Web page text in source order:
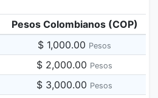
Pesos Colombianos (COP)
$ 1,000.00 Pesos
$ 2,000.00 Pesos
$ 3,000.00 Pesos